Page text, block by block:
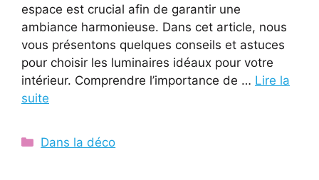
espace est crucial afin de garantir une
ambiance harmonieuse. Dans cet article, nous
vous présentons quelques conseils et astuces
pour choisir les luminaires idéaux pour votre
intérieur. Comprendre l’importance de … Lire la
suite
Catégories
Dans la déco